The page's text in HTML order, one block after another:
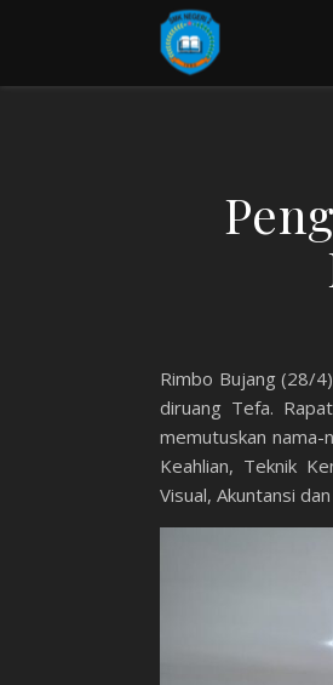
Rimbo Bujang (28/
diruang Tefa.
memutuskan
Keahlian, Teknik
Visual, Akuntansi